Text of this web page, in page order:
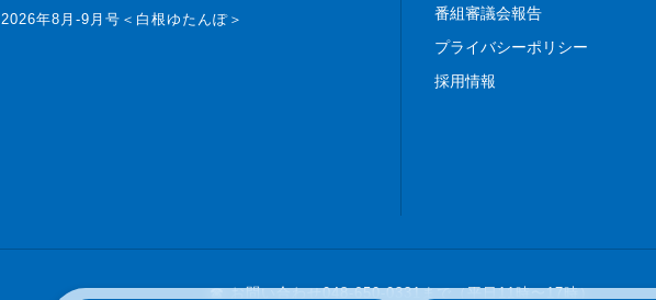
2026年8月-9月号＜白根ゆたんぽ＞
番組審議会報告
プライバシーポリシー
採用情報
☎ お問い合わせ048-650-0331まで（平日11時〜17時）